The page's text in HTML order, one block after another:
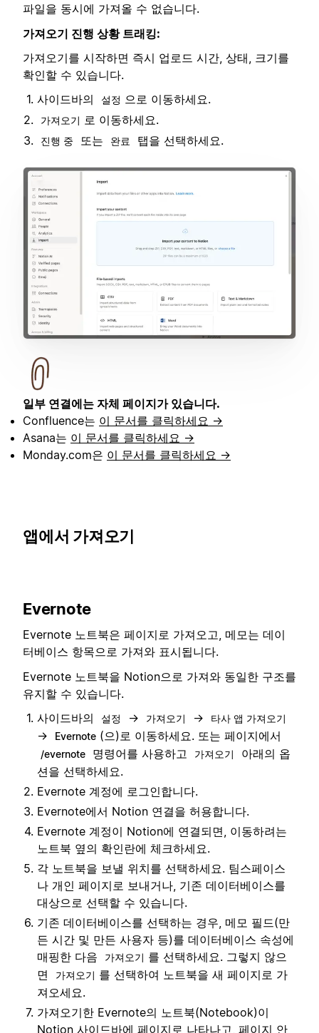
파일을 동시에 가져올 수 없습니다.
가져오기 진행 상황 트래킹:
가져오기를 시작하면 즉시 업로드 시간, 상태, 크기를
확인할 수 있습니다.
사이드바의
설정 으로 이동하세요.
가져오기 로 이동하세요.
진행 중 또는 완료 탭을 선택하세요.
일부 연결에는 자체 페이지가 있습니다.
Confluence는 이 문서를 클릭하세요 →
Asana는 이 문서를 클릭하세요 →
Monday.com은 이 문서를 클릭하세요 →
앱에서 가져오기
Evernote
Evernote 노트북은 페이지로 가져오고, 메모는 데이
터베이스 항목으로 가져와 표시됩니다.
Evernote 노트북을 Notion으로 가져와 동일한 구조를
유지할 수 있습니다.
사이드바의
설정 → 가져오기 → 타사 앱 가져오기
→ Evernote (으)로 이동하세요. 또는 페이지에서
/evernote 명령어를 사용하고 가져오기
아래의 옵
션을 선택하세요.
Evernote 계정에 로그인합니다.
Evernote에서 Notion 연결을 허용합니다.
Evernote 계정이 Notion에 연결되면, 이동하려는
노트북 옆의 확인란에 체크하세요.
각 노트북을 보낼 위치를 선택하세요. 팀스페이스
나 개인 페이지로 보내거나, 기존 데이터베이스를
대상으로 선택할 수 있습니다.
기존 데이터베이스를 선택하는 경우, 메모 필드(만
든 시간 및 만든 사용자 등)를 데이터베이스 속성에
매핑한 다음
가져오기 를 선택하세요. 그렇지 않으
면
가져오기 를 선택하여 노트북을 새 페이지로 가
져오세요.
가져오기한 Evernote의 노트북(Notebook)이
Notion 사이드바에 페이지로 나타나고, 페이지 안